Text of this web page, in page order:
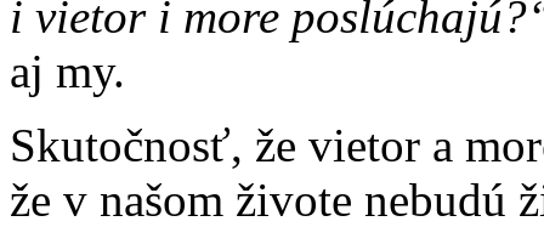
i vietor i more
aj my.
Skutočnosť, že vietor a
že v našom živote nebudú